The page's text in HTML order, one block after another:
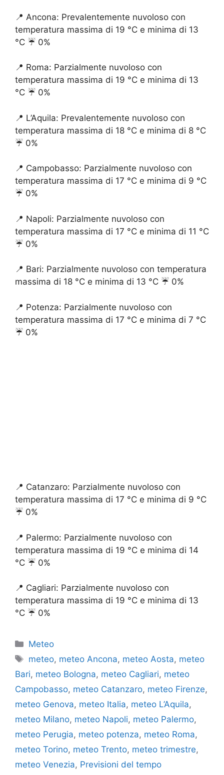
📍 Ancona: Prevalentemente nuvoloso con
temperatura massima di 19 °C e minima di 13
°C ☔️ 0%
📍 Roma: Parzialmente nuvoloso con
temperatura massima di 19 °C e minima di 13
°C ☔️ 0%
📍 L’Aquila: Prevalentemente nuvoloso con
temperatura massima di 18 °C e minima di 8 °C
☔️ 0%
📍 Campobasso: Parzialmente nuvoloso con
temperatura massima di 17 °C e minima di 9 °C
☔️ 0%
📍 Napoli: Parzialmente nuvoloso con
temperatura massima di 17 °C e minima di 11 °C
☔️ 0%
📍 Bari: Parzialmente nuvoloso con temperatura
massima di 18 °C e minima di 13 °C ☔️ 0%
📍 Potenza: Parzialmente nuvoloso con
temperatura massima di 17 °C e minima di 7 °C
☔️ 0%
📍 Catanzaro: Parzialmente nuvoloso con
temperatura massima di 17 °C e minima di 9 °C
☔️ 0%
📍 Palermo: Parzialmente nuvoloso con
temperatura massima di 19 °C e minima di 14
°C ☔️ 0%
📍 Cagliari: Parzialmente nuvoloso con
temperatura massima di 19 °C e minima di 13
°C ☔️ 0%
Categorie
Meteo
Tag
meteo, meteo Ancona, meteo Aosta, meteo
Bari, meteo Bologna, meteo Cagliari, meteo
Campobasso, meteo Catanzaro, meteo Firenze,
meteo Genova, meteo Italia, meteo L’Aquila,
meteo Milano, meteo Napoli, meteo Palermo,
meteo Perugia, meteo potenza, meteo Roma,
meteo Torino, meteo Trento, meteo trimestre,
meteo Venezia, Previsioni del tempo